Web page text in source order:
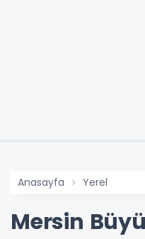
Anasayfa Yerel
Mersin